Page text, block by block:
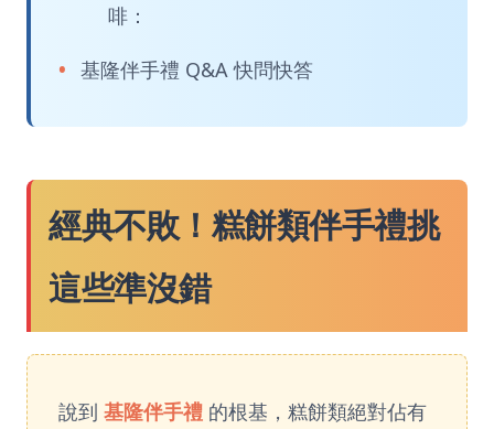
啡：
基隆伴手禮 Q&A 快問快答
經典不敗！糕餅類伴手禮挑
這些準沒錯
說到 基隆伴手禮 的根基，糕餅類絕對佔有